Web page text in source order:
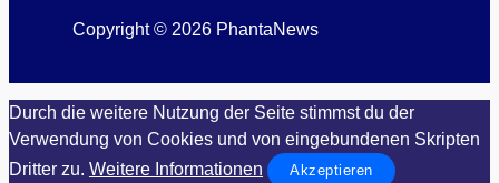
Copyright © 2026 PhantaNews
Durch die weitere Nutzung der Seite stimmst du der
Verwendung von Cookies und von eingebundenen Skripten
Dritter zu. Weitere Informationen Akzeptieren